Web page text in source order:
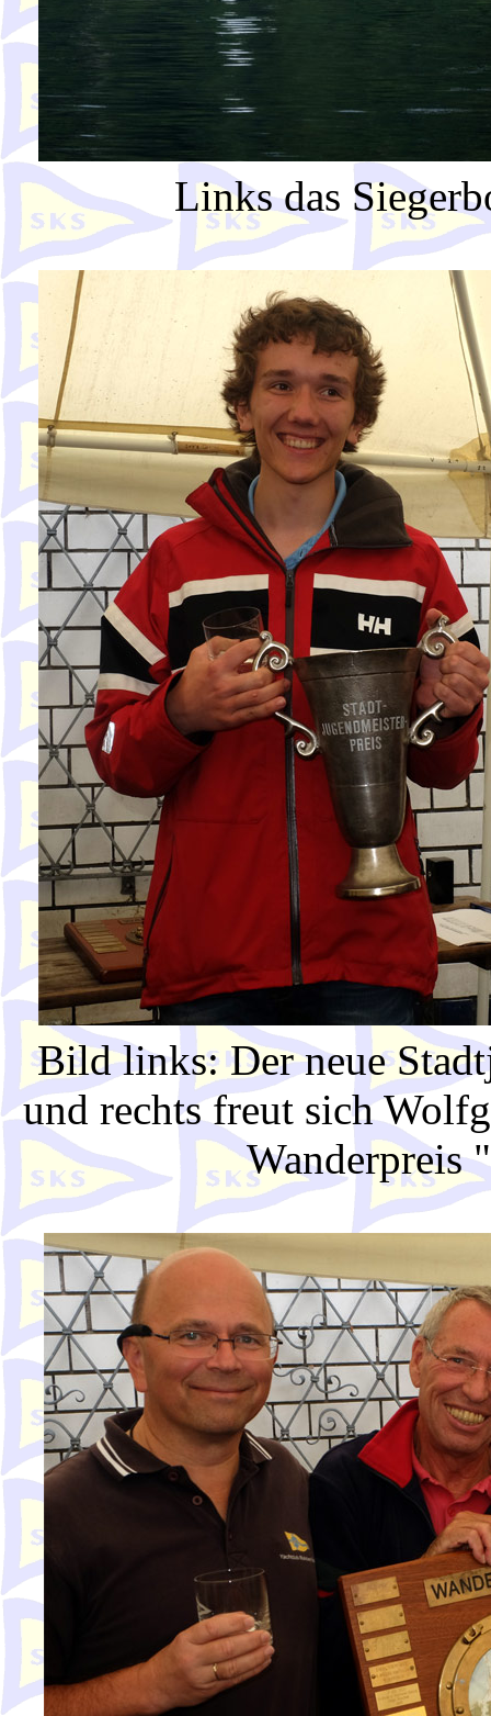
Links das
Bild links: Der neue
und rechts freut sich
Wanderpreis